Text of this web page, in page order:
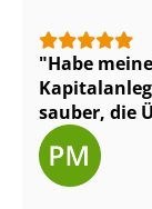
Habe
sauber, die